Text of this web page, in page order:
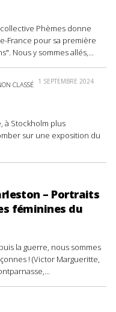
Phèmes donne
France pour sa première
Nous y sommes allés,...
CLASSÉ 1 SEPTEMBRE 2024
à Stockholm plus
sur une exposition du
– Portraits
féminines du
la guerre, nous sommes
! (Victor Margueritte,